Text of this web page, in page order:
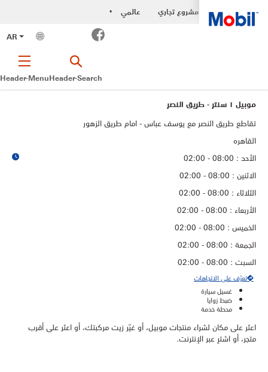
مشروع تجاري •
عالمي
AR
Facebook
Header-MenuHeader-Search
موبيل ١ سنتر - طريق النصر
تقاطع طريق النصر مع يوسف عباس - امام طريق الزهور
القاهره
الأحد : 08:00 - 02:00
الاثنين : 08:00 - 02:00
الثلاثاء : 08:00 - 02:00
الأربعاء : 08:00 - 02:00
الخميس : 08:00 - 02:00
الجمعة : 08:00 - 02:00
السبت : 08:00 - 02:00
تعرّف على الاتجاهات
غسيل سيارة
ضبط زوايا
محطة خدمة
اعثر على مكان لشراء منتجات موبيل، أو غيّر زيت مركبتك، أو اعثر على أقرب
متجر، أو اشترِ عبر الإنترنت.